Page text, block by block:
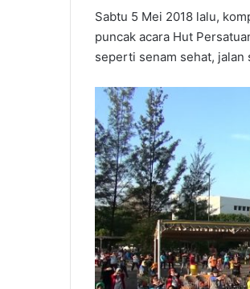
Sabtu 5 Mei 2018 lalu,
puncak acara Hut
seperti senam sehat, jalan